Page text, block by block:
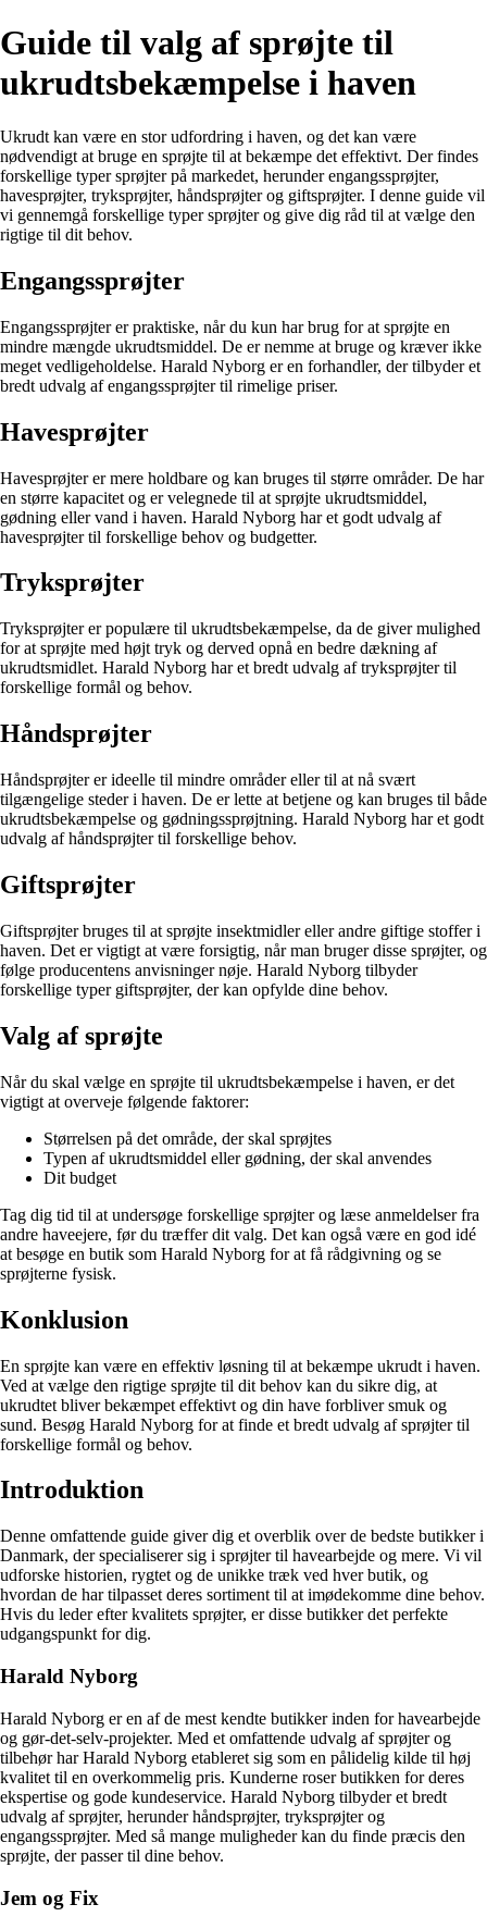
Guide til valg af sprøjte til
ukrudtsbekæmpelse i haven
Ukrudt kan være en stor udfordring i haven, og det kan være
nødvendigt at bruge en sprøjte til at bekæmpe det effektivt. Der findes
forskellige typer sprøjter på markedet, herunder engangssprøjter,
havesprøjter, tryksprøjter, håndsprøjter og giftsprøjter. I denne guide vil
vi gennemgå forskellige typer sprøjter og give dig råd til at vælge den
rigtige til dit behov.
Engangssprøjter
Engangssprøjter er praktiske, når du kun har brug for at sprøjte en
mindre mængde ukrudtsmiddel. De er nemme at bruge og kræver ikke
meget vedligeholdelse. Harald Nyborg er en forhandler, der tilbyder et
bredt udvalg af engangssprøjter til rimelige priser.
Havesprøjter
Havesprøjter er mere holdbare og kan bruges til større områder. De har
en større kapacitet og er velegnede til at sprøjte ukrudtsmiddel,
gødning eller vand i haven. Harald Nyborg har et godt udvalg af
havesprøjter til forskellige behov og budgetter.
Tryksprøjter
Tryksprøjter er populære til ukrudtsbekæmpelse, da de giver mulighed
for at sprøjte med højt tryk og derved opnå en bedre dækning af
ukrudtsmidlet. Harald Nyborg har et bredt udvalg af tryksprøjter til
forskellige formål og behov.
Håndsprøjter
Håndsprøjter er ideelle til mindre områder eller til at nå svært
tilgængelige steder i haven. De er lette at betjene og kan bruges til både
ukrudtsbekæmpelse og gødningssprøjtning. Harald Nyborg har et godt
udvalg af håndsprøjter til forskellige behov.
Giftsprøjter
Giftsprøjter bruges til at sprøjte insektmidler eller andre giftige stoffer i
haven. Det er vigtigt at være forsigtig, når man bruger disse sprøjter, og
følge producentens anvisninger nøje. Harald Nyborg tilbyder
forskellige typer giftsprøjter, der kan opfylde dine behov.
Valg af sprøjte
Når du skal vælge en sprøjte til ukrudtsbekæmpelse i haven, er det
vigtigt at overveje følgende faktorer:
Størrelsen på det område, der skal sprøjtes
Typen af ukrudtsmiddel eller gødning, der skal anvendes
Dit budget
Tag dig tid til at undersøge forskellige sprøjter og læse anmeldelser fra
andre haveejere, før du træffer dit valg. Det kan også være en god idé
at besøge en butik som Harald Nyborg for at få rådgivning og se
sprøjterne fysisk.
Konklusion
En sprøjte kan være en effektiv løsning til at bekæmpe ukrudt i haven.
Ved at vælge den rigtige sprøjte til dit behov kan du sikre dig, at
ukrudtet bliver bekæmpet effektivt og din have forbliver smuk og
sund. Besøg Harald Nyborg for at finde et bredt udvalg af sprøjter til
forskellige formål og behov.
Introduktion
Denne omfattende guide giver dig et overblik over de bedste butikker i
Danmark, der specialiserer sig i sprøjter til havearbejde og mere. Vi vil
udforske historien, rygtet og de unikke træk ved hver butik, og
hvordan de har tilpasset deres sortiment til at imødekomme dine behov.
Hvis du leder efter kvalitets sprøjter, er disse butikker det perfekte
udgangspunkt for dig.
Harald Nyborg
Harald Nyborg er en af de mest kendte butikker inden for havearbejde
og gør-det-selv-projekter. Med et omfattende udvalg af sprøjter og
tilbehør har Harald Nyborg etableret sig som en pålidelig kilde til høj
kvalitet til en overkommelig pris. Kunderne roser butikken for deres
ekspertise og gode kundeservice. Harald Nyborg tilbyder et bredt
udvalg af sprøjter, herunder håndsprøjter, tryksprøjter og
engangssprøjter. Med så mange muligheder kan du finde præcis den
sprøjte, der passer til dine behov.
Jem og Fix